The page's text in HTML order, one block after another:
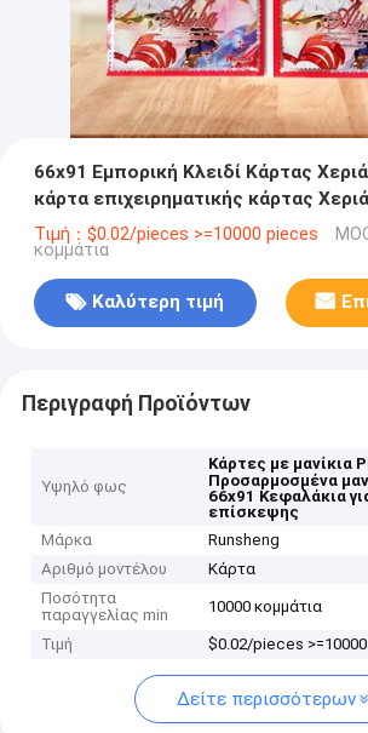
66x91 Εμπορική Κλειδί Κάρτας
κάρτα επιχειρηματικής κάρτας Χεριά
εξατομικευμένο
Τιμή：$0.02/pieces >=10000 pieces
κομμάτια
Καλύτερη τιμή
Περιγραφή Προϊόντων
Υψηλό φως
Κάρτες με μανίκια
Προσαρμοσμένα
66x91 Κεφαλάκια
επίσκεψης
Μάρκα
Runsheng
Αριθμό μοντέλου
Κάρτα
Ποσότητα
παραγγελίας min
10000 κομμάτια
Τιμή $0.02/pieces
Δείτε περισσότερων